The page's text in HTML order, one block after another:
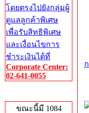
โดยตรงไปยังกลุ่มผู้
ดูแลลูกค้าพิเศษ
เพื่อรับสิทธิพิเศษ
และเงื่อนไขการ
ชำระเงินได้ที่
Corporate Center:
02-641-0055
ขณะนี้มี 1084